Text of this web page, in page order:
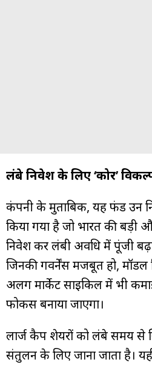
लंबे निवेश के लिए ‘कोर’
कंपनी के मुताबिक, यह फंड उन
किया गया है जो भारत की बड़ी
निवेश कर लंबी अवधि में पूंजी
जिनकी गवर्नेंस मजबूत हो,
अलग मार्केट साइकिल में भी
फोकस बनाया जाएगा।
लार्ज कैप शेयरों को लंबे समय से
संतुलन के लिए जाना जाता है।